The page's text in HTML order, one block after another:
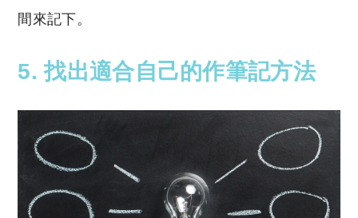
間來記下。
5. 找出適合自己的作筆記方法